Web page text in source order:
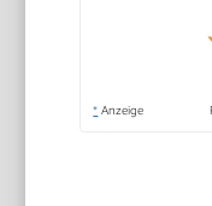
* Anzeige